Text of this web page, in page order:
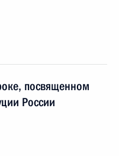
посвященном
России